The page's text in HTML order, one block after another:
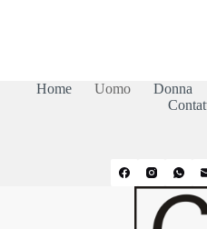
Home Uomo Donna